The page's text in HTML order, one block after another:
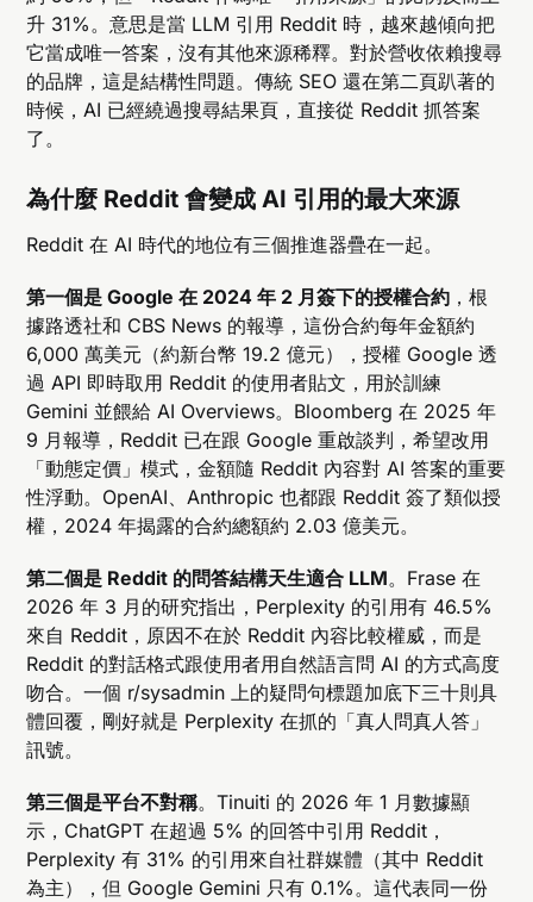
升 31%。意思是當 LLM 引用 Reddit 時，越來越傾向把
它當成唯一答案，沒有其他來源稀釋。對於營收依賴搜尋
的品牌，這是結構性問題。傳統 SEO 還在第二頁趴著的
時候，AI 已經繞過搜尋結果頁，直接從 Reddit 抓答案
了。
為什麼 Reddit 會變成 AI 引用的最大來源
Reddit 在 AI 時代的地位有三個推進器疊在一起。
第一個是 Google 在 2024 年 2 月簽下的授權合約 ，根
據路透社和 CBS News 的報導，這份合約每年金額約
6,000 萬美元（約新台幣 19.2 億元），授權 Google 透
過 API 即時取用 Reddit 的使用者貼文，用於訓練
Gemini 並餵給 AI Overviews。Bloomberg 在 2025 年
9 月報導，Reddit 已在跟 Google 重啟談判，希望改用
「動態定價」模式，金額隨 Reddit 內容對 AI 答案的重要
性浮動。OpenAI、Anthropic 也都跟 Reddit 簽了類似授
權，2024 年揭露的合約總額約 2.03 億美元。
第二個是 Reddit 的問答結構天生適合 LLM。Frase 在
2026 年 3 月的研究指出，Perplexity 的引用有 46.5%
來自 Reddit，原因不在於 Reddit 內容比較權威，而是
Reddit 的對話格式跟使用者用自然語言問 AI 的方式高度
吻合。一個 r/sysadmin 上的疑問句標題加底下三十則具
體回覆，剛好就是 Perplexity 在抓的「真人問真人答」
訊號。
第三個是平台不對稱。Tinuiti 的 2026 年 1 月數據顯
示，ChatGPT 在超過 5% 的回答中引用 Reddit，
Perplexity 有 31% 的引用來自社群媒體（其中 Reddit
為主），但 Google Gemini 只有 0.1%。這代表同一份